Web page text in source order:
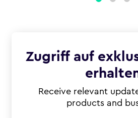
Zugriff auf
Receive relevant
products and